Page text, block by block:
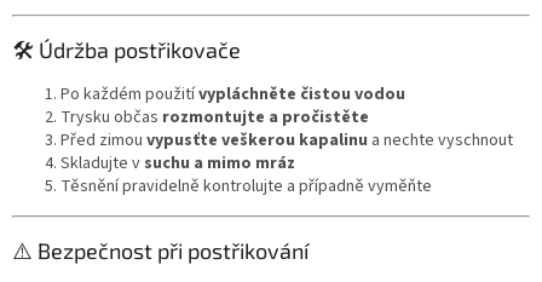
🛠️ Údržba postřikovače
Po každém použitívypláchněte čistou vodou
Trysku občas rozmontujte a pročistěte
Před zimou vypusťte veškerou kapalinu a nechte vyschnout
Skladujte v suchu a mimo mráz
Těsnění pravidelně kontrolujte a případně vyměňte
⚠️ Bezpečnost při postřikování